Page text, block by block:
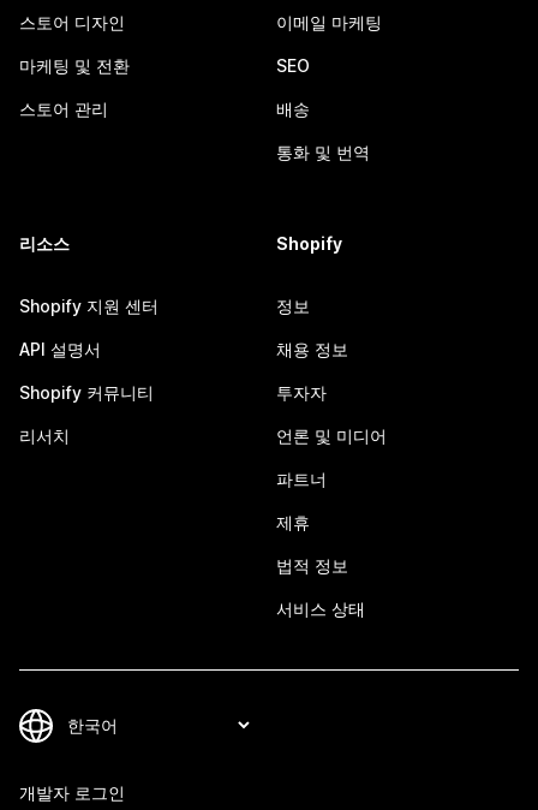
스토어 디자인
마케팅 및 전환
스토어 관리
이메일 마케팅
SEO
배송
통화 및 번역
리소스
Shopify 지원 센터
API 설명서
Shopify 커뮤니티
리서치
Shopify
정보
채용 정보
투자자
언론 및 미디어
파트너
제휴
법적 정보
서비스 상태
개발자 로그인